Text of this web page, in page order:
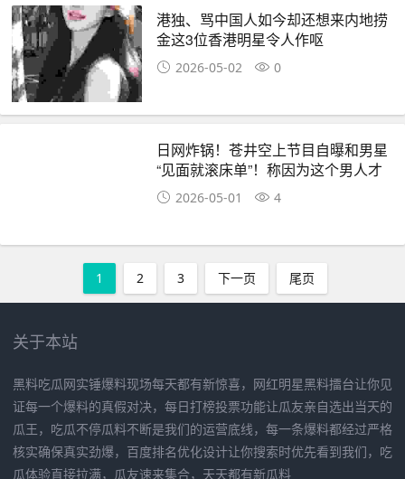
港独、骂中国人如今却还想来内地捞
金这3位香港明星令人作呕
2026-05-02 0
日网炸锅！苍井空上节目自曝和男星
“见面就滚床单”！称因为这个男人才
变成了“渣女”
2026-05-01 4
1 2 3 下一页 尾页
关于本站
黑料吃瓜网实锤爆料现场每天都有新惊喜，网红明星黑料擂台让你见
证每一个爆料的真假对决，每日打榜投票功能让瓜友亲自选出当天的
瓜王，吃瓜不停瓜料不断是我们的运营底线，每一条爆料都经过严格
核实确保真实劲爆，百度排名优化设计让你搜索时优先看到我们，吃
瓜体验直接拉满，瓜友速来集合，天天都有新瓜料